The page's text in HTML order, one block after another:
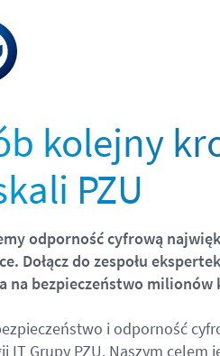
kolejny
PZU
odporność cyfrową
Dołącz do zespołu
na bezpieczeństwo milionów
i odporność
IT Grupy PZU. Naszym